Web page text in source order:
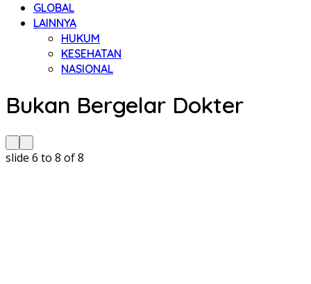
GLOBAL
LAINNYA
HUKUM
KESEHATAN
NASIONAL
Bukan Bergelar Dokter
slide 6 to 8 of 8